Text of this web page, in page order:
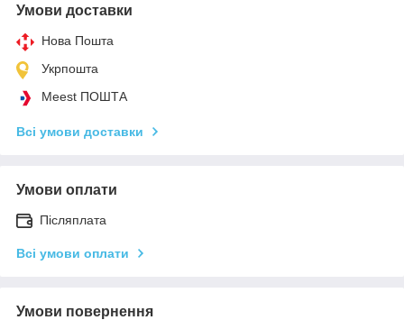
Умови доставки
Нова Пошта
Укрпошта
Meest ПОШТА
Всі умови доставки
Умови оплати
Післяплата
Всі умови оплати
Умови повернення